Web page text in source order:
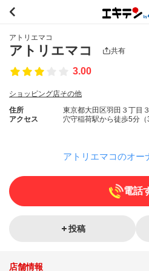
アトリエマコ
アトリエマコ 共有
3.00
ショッピング店その他
住所
東京都大田区羽田３丁目
アクセス
穴守稲荷駅から徒歩5分（
アトリエマコのオー
電話
投稿
店舗情報